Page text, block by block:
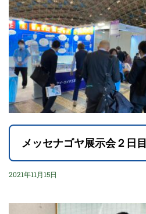
メッセナゴヤ展示会２日目
2021年11月15日